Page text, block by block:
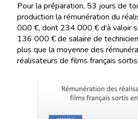
Pour la préparation, 53 jours de
production la rémunération du
000 €, dont 234 000 € d’à valoir
136 000 € de salaire de
plus que la moyenne des
réalisateurs de films français